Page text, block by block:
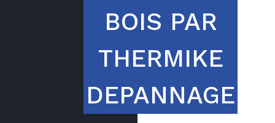
BOIS PAR
THERMIKE
DEPANNAGE